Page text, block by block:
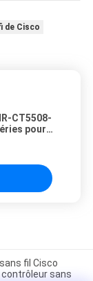
de Cisco
CT5508-
pour
fil Cisco
contrôleur sans